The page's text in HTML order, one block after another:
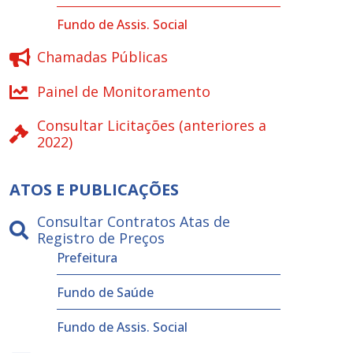
Fundo de Assis. Social
Chamadas Públicas
Painel de Monitoramento
Consultar Licitações (anteriores a
2022)
ATOS E PUBLICAÇÕES
Consultar Contratos Atas de
Registro de Preços
Prefeitura
Fundo de Saúde
Fundo de Assis. Social